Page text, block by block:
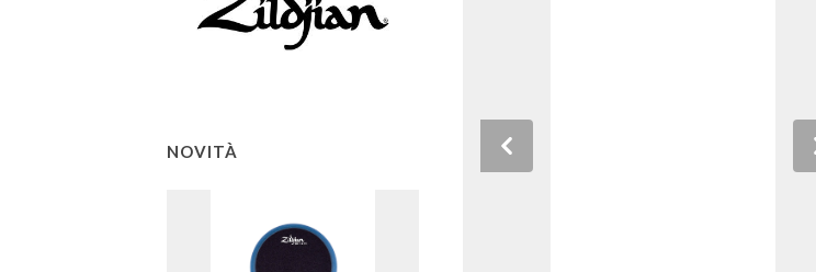
NOVITÀ Previous